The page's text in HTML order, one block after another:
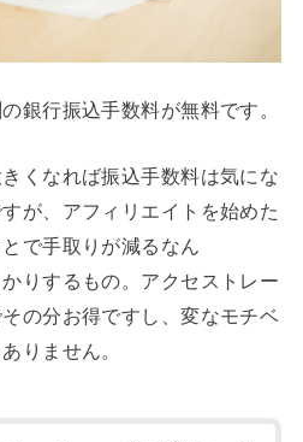
銀行振込手数料が無料です。
くなれば振込手数料は気にな
が、アフィリエイトを始めた
で手取りが減るなん
りするもの。アクセストレー
の分お得ですし、変なモチベ
りません。